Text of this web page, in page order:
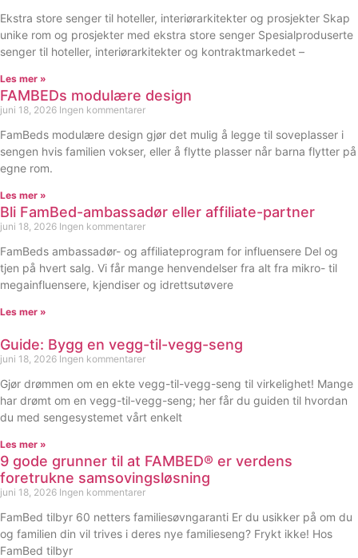
Ekstra store senger til hoteller, interiørarkitekter og prosjekter Skap
unike rom og prosjekter med ekstra store senger Spesialproduserte
senger til hoteller, interiørarkitekter og kontraktmarkedet –
Les mer »
FAMBEDs modulære design
juni 18, 2026 Ingen kommentarer
FamBeds modulære design gjør det mulig å legge til soveplasser i
sengen hvis familien vokser, eller å flytte plasser når barna flytter på
egne rom.
Les mer »
Bli FamBed-ambassadør eller affiliate-partner
juni 18, 2026 Ingen kommentarer
FamBeds ambassadør- og affiliateprogram for influensere Del og
tjen på hvert salg. Vi får mange henvendelser fra alt fra mikro- til
megainfluensere, kjendiser og idrettsutøvere
Les mer »
Guide: Bygg en vegg-til-vegg-seng
juni 18, 2026 Ingen kommentarer
Gjør drømmen om en ekte vegg-til-vegg-seng til virkelighet! Mange
har drømt om en vegg-til-vegg-seng; her får du guiden til hvordan
du med sengesystemet vårt enkelt
Les mer »
9 gode grunner til at FAMBED® er verdens
foretrukne samsovingsløsning
juni 18, 2026 Ingen kommentarer
FamBed tilbyr 60 netters familiesøvngaranti Er du usikker på om du
og familien din vil trives i deres nye familieseng? Frykt ikke! Hos
FamBed tilbyr